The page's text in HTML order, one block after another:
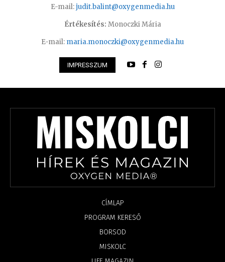
E-mail:judit.balint@oxygenmedia.hu
Értékesítés: Monoczki Mária
E-mail: maria.monoczki@oxygenmedia.hu
IMPRESSZUM
CÍMLAP
PROGRAM KERESŐ
BORSOD
MISKOLC